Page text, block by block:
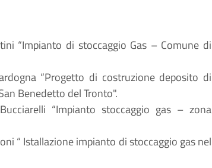
“Impianto di stoccaggio Gas – Comune di
“Progetto di costruzione deposito di
Benedetto del Tronto".
“Impianto stoccaggio gas – zona
“ Istallazione impianto di stoccaggio gas nel